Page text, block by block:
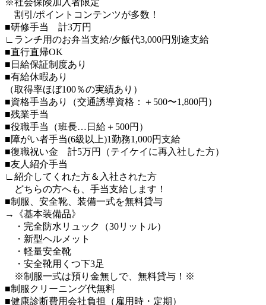
割引/ポイントコンテンツが多数！
■研修手当 計3万円
∟ランチ用のお弁当支給/夕飯代3,000円別途支給
■直行直帰OK
■日給保証制度あり
■有給休暇あり
（取得率ほぼ100％の実績あり）
■資格手当あり（交通誘導資格：＋500〜1,800円）
■残業手当
■役職手当（班長…日給＋500円）
■障がい者手当(6級以上)1勤務1,000円支給
■復職祝い金 計5万円（テイケイに再入社した方）
■友人紹介手当
∟紹介してくれた方＆入社された方
どちらの方へも、手当支給します！
■制服、安全靴、装備一式を無料貸与
→《基本装備品》
・完全防水リュック（30リットル）
・新型ヘルメット
・軽量安全靴
・安全靴用くつ下3足
※制服一式は預り金無しで、無料貸与！※
■制服クリーニング代無料
■健康診断費用会社負担（雇用時・定期）